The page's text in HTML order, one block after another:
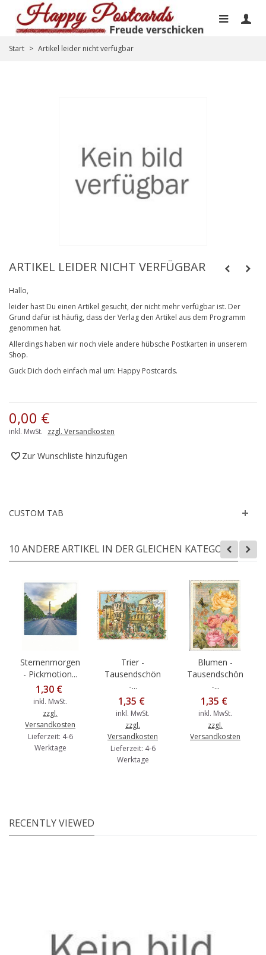
Start > Artikel leider nicht verfügbar
ARTIKEL LEIDER NICHT VERFÜGBAR
Hallo,
leider hast Du einen Artikel gesucht, der nicht mehr verfügbar ist. Der
Grund dafür ist häufig, dass der Verlag den Artikel aus dem Programm
genommen hat.
Allerdings haben wir noch viele andere hübsche Postkarten in unserem
Shop.
Guck Dich doch einfach mal um: Happy Postcards.
0,00 €
inkl. MwSt. zzgl. Versandkosten
Zur Wunschliste hinzufügen
CUSTOM TAB
10 ANDERE ARTIKEL IN DER GLEICHEN KATEGORIE:
Sternenmorgen
- Pickmotion...
1,30 €
inkl. MwSt.
zzgl.
Versandkosten
Lieferzeit: 4-6
Werktage
Trier -
Tausendschön
-...
1,35 €
inkl. MwSt.
zzgl.
Versandkosten
Lieferzeit: 4-6
Werktage
Blumen -
Tausendschön
-...
1,35 €
inkl. MwSt.
zzgl.
Versandkosten
RECENTLY VIEWED